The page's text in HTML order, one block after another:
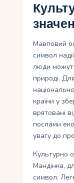
Мавповий
символ
люди
природі.
країни у
врятовані
послами
увагу до
Культурно
Мандінка,
символ.